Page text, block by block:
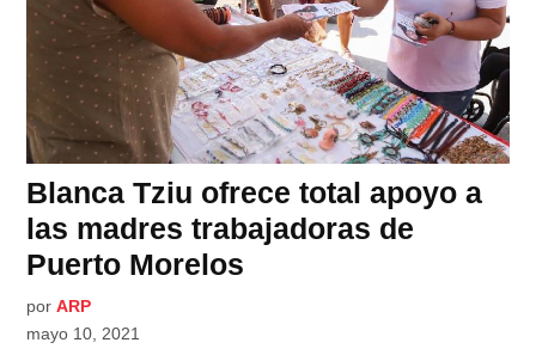
Blanca Tziu ofrece total apoyo a
las madres trabajadoras de
Puerto Morelos
por ARP
mayo 10, 2021